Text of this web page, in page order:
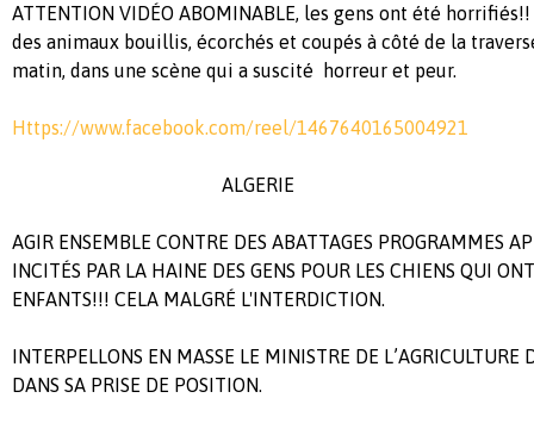
ATTENTION VIDÉO ABOMINABLE, les gens ont été horrifiés!!
des animaux bouillis, écorchés et coupés à côté de la
matin, dans une scène qui a suscité horreur et peur.
Https://www.facebook.com/reel/1467640165004921
ALGERIE
AGIR ENSEMBLE CONTRE DES ABATTAGES PROGRAMMES
INCITÉS PAR LA HAINE DES GENS POUR LES CHIENS QUI
ENFANTS!!! CELA MALGRÉ L'INTERDICTION.
INTERPELLONS EN MASSE LE MINISTRE DE L’AGRICULTURE
DANS SA PRISE DE POSITION.